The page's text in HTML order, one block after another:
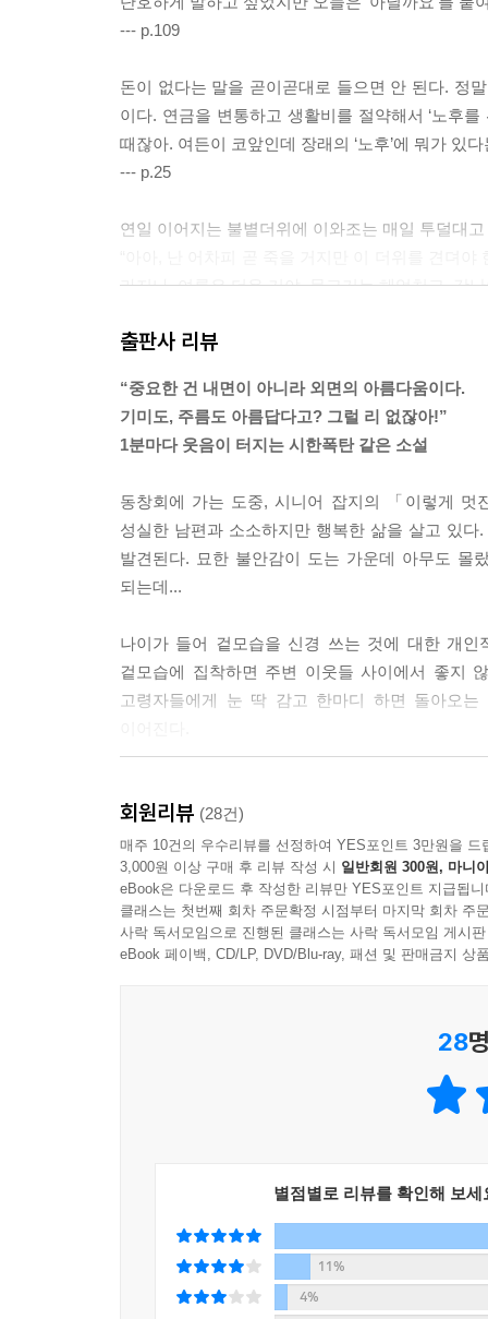
--- p.109
돈이 없다는 말을 곧이곧대로 들으면 안 된다. 정
이다. 연금을 변통하고 생활비를 절약해서 ‘노후
때잖아. 여든이 코앞인데 장래의 ‘노후’에 뭐가 있
--- p.25
연일 이어지는 불볕더위에 이와조는 매일 투덜대
라지나. 여름은 더운 거야. 물고기는 헤엄치고, 갓
“딱히 잘 모르겠지만, 작년보다는 좁아졌나. 왜?”
이즈미는 솔직하다. ‘보폭이 좁아지는 것’과 ‘노화
……그런가, 작년보다는 좁아졌나.
--- p.98
“유미, 고마워. 초대해주는 것만으로 기운이 나는
튜브로 연결하지도 않고 꼴깍 죽었잖아. 그런 좋은
이다.
--- p.141
“뭐엇?!”
네 사람이 동시에 소리를 질렀다.
“안 그럴 거면 받아두지도 않았어. 너희 아빠는
지 아내를 바보 취급했던 남편이라니. 그 자식이
--- p.239
“그러면 우리도 ‘맘대로 해, 망할 할망구’라고 생
이치고의 표정은 진지했다.
“그 여자 덕분이야. 그 여자랑 아빠가 사십이 년이
--- p.265
출판사 리뷰
“중요한 건 내면이 아니라 외면의 아름다움이다.
기미도, 주름도 아름답다고? 그럴 리 없잖아!”
1분마다 웃음이 터지는 시한폭탄 같은 소설
동창회에 가는 도중, 시니어 잡지의 「이렇게
성실한 남편과 소소하지만 행복한 삶을 살고 있
발견된다. 묘한 불안감이 도는 가운데 아무도 몰
되는데...
나이가 들어 겉모습을 신경 쓰는 것에 대한 개
겉모습에 집착하면 주변 이웃들 사이에서 좋지
고령자들에게 눈 딱 감고 한마디 하면 돌아오
겉모습을 단장하는 사람으로 명확히 양분된 현실
잔혹하게도 동년배로는 여겨지지 않을 정도로
활발하게 발언하고 웃고 주위를 배려하는 경향
준다는 것을 실감했다고 한다. 물론 나이가 들면
하지만 그 모임에서 양극단의 후기 고령자를 보
‘자기 방치Self- neglect’가 아닐까.‘니글렉트’는
백세 시대인 요즘, 세계에서 가장 빠른 고령화
책에서 두 가지 의미로 쓰이고 있는데 첫 번째
회원리뷰 (28건)
매주 10건의 우수리뷰를 선정하여 YES포인트 3만원을 드
3,000원 이상 구매 후 리뷰 작성 시 일반회원 300원, 마니
eBook은 다운로드 후 작성한 리뷰만 YES포인트 지급됩니
클래스는 첫번째 회차 주문확정 시점부터 마지막 회차 주
사락 독서모임으로 진행된 클래스는 사락 독서모임 게시
eBook 페이백, CD/LP, DVD/Blu-ray, 패션 및 판매금지 상
28
별점별로 리뷰를 확인해 보세
11%
4%